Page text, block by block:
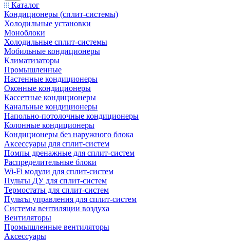
Каталог
Кондиционеры (сплит-системы)
Холодильные установки
Моноблоки
Холодильные сплит-системы
Мобильные кондиционеры
Климатизаторы
Промышленные
Настенные кондиционеры
Оконные кондиционеры
Кассетные кондиционеры
Канальные кондиционеры
Напольно-потолочные кондиционеры
Колонные кондиционеры
Кондиционеры без наружного блока
Аксессуары для сплит-систем
Помпы дренажные для сплит-систем
Распределительные блоки
Wi-Fi модули для сплит-систем
Пульты ДУ для сплит-систем
Термостаты для сплит-систем
Пульты управления для сплит-систем
Системы вентиляции воздуха
Вентиляторы
Промышленные вентиляторы
Аксессуары